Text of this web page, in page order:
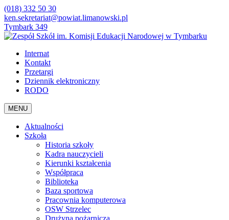
(018) 332 50 30
ken.sekretariat@powiat.limanowski.pl
Tymbark 349
Internat
Kontakt
Przetargi
Dziennik elektroniczny
RODO
MENU
Aktualności
Szkoła
Historia szkoły
Kadra nauczycieli
Kierunki kształcenia
Współpraca
Biblioteka
Baza sportowa
Pracownia komputerowa
OSW Strzelec
Drużyna pożarnicza